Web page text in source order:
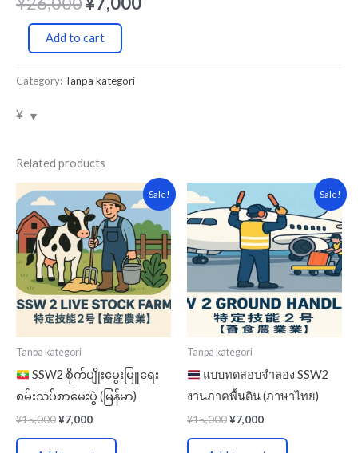
Add to cart
Category: Tanpa kategori
¥
Related products
Sale!
Tanpa kategori
SSW2 စိုက်ပျိုးမွေးမြူရေး
စမ်းသပ်စာမေးပွဲ (မြန်မာ)
¥15,000
Original
was:
¥15,000.
¥7,000
Current
price
is:
¥7,000.
Sale!
Tanpa kategori
แบบทดสอบจำลอง SSW2
งานภาคพื้นดิน (ภาษาไทย)
¥15,000
Original
price
was:
¥15,000.
¥7,000
price
is:
¥7,000.